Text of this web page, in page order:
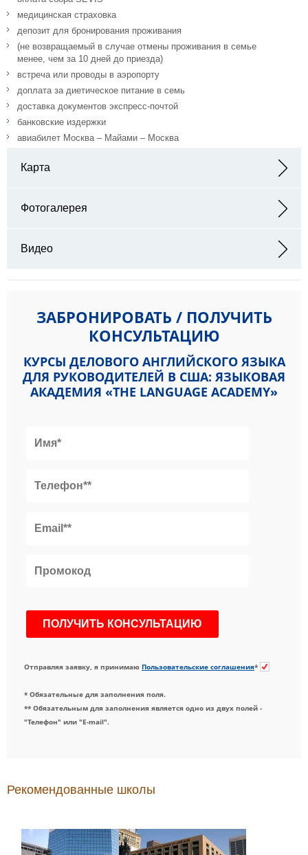
медицинская страховка
депозит для бронирования проживания
(не возвращаемый в случае отмены проживания в семье
менее, чем за 10 дней до приезда)
встреча или проводы в аэропорту
доплата за диетическое питание в семь
доставка документов экспресс-почтой
банковские издержки
авиабилет Москва – Майами – Москва
Карта
Фотогалерея
Видео
ЗАБРОНИРОВАТЬ / ПОЛУЧИТЬ
КОНСУЛЬТАЦИЮ
КУРСЫ ДЕЛОВОГО АНГЛИЙСКОГО ЯЗЫКА
ДЛЯ РУКОВОДИТЕЛЕЙ В США: ЯЗЫКОВАЯ
АКАДЕМИЯ «THE LANGUAGE ACADEMY»
Отправляя заявку, я принимаю Пользовательские соглашения*
* Обязательные для заполнения поля.
** Обязательным для заполнения является одно из двух полей -
"Телефон" или "E-mail".
Рекомендованные школы